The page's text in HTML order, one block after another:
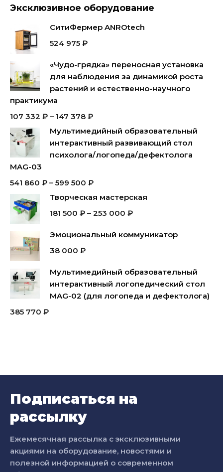
Эксклюзивное оборудование
СитиФермер ANROtech
524 975 ₽
«Чудо-грядка» переносная установка
для наблюдения за динамикой роста
растений и естественно-научного
практикума
107 332 ₽ – 147 378 ₽
Мультимедийный образовательный
интерактивный развивающий стол
психолога/логопеда/дефектолога
MAG-03
541 860 ₽ – 599 500 ₽
Творческая мастерская
181 500 ₽ – 253 000 ₽
Эмоциональный коммуникатор
38 000 ₽
Мультимедийный образовательный
интерактивный логопедический стол
MAG-02 (для логопеда и дефектолога)
385 770 ₽
Подписаться на
рассылку
Ежемесячная рассылка с эксклюзивными
акциями на оборудование, новостями и
полезной информацией о современном